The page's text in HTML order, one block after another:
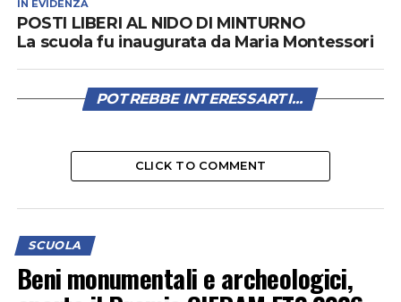
IN EVIDENZA
POSTI LIBERI AL NIDO DI MINTURNO
La scuola fu inaugurata da Maria Montessori
POTREBBE INTERESSARTI...
CLICK TO COMMENT
SCUOLA
Beni monumentali e archeologici,